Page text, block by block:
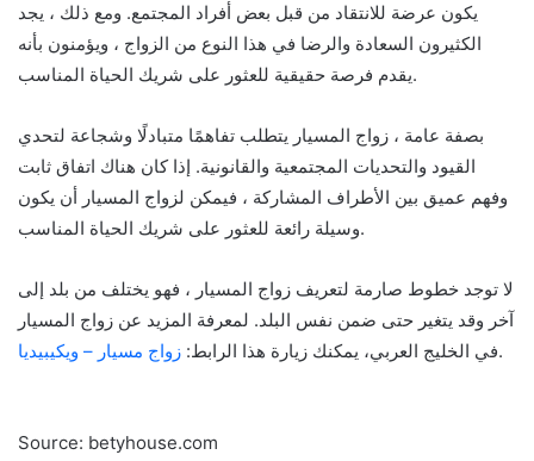
يكون عرضة للانتقاد من قبل بعض أفراد المجتمع. ومع ذلك ، يجد
الكثيرون السعادة والرضا في هذا النوع من الزواج ، ويؤمنون بأنه
يقدم فرصة حقيقية للعثور على شريك الحياة المناسب.
بصفة عامة ، زواج المسيار يتطلب تفاهمًا متبادلًا وشجاعة لتحدي
القيود والتحديات المجتمعية والقانونية. إذا كان هناك اتفاق ثابت
وفهم عميق بين الأطراف المشاركة ، فيمكن لزواج المسيار أن يكون
وسيلة رائعة للعثور على شريك الحياة المناسب.
لا توجد خطوط صارمة لتعريف زواج المسيار ، فهو يختلف من بلد إلى
آخر وقد يتغير حتى ضمن نفس البلد. لمعرفة المزيد عن زواج المسيار
في الخليج العربي، يمكنك زيارة هذا الرابط: زواج مسيار – ويكيبيديا .
Source: betyhouse.com